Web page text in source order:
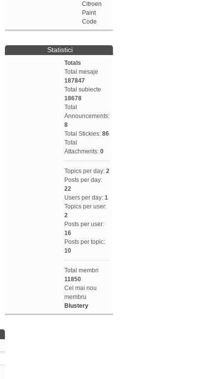
Citroen
Paint
Code
Statistici
Totals
Total mesaje
187847
Total subiecte
18678
Total
Announcements:
8
Total Stickies: 86
Total
Attachments: 0
Topics per day: 2
Posts per day:
22
Users per day: 1
Topics per user:
2
Posts per user:
16
Posts per topic:
10
Total membri
11850
Cel mai nou
membru
Blustery